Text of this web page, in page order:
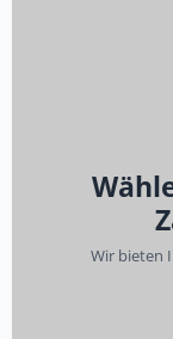
Wir bieten